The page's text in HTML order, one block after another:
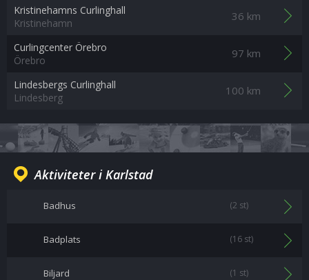
Kristinehamns Curlinghall
Kristinehamn
36 km
Curlingcenter Örebro
Örebro
97 km
Lindesbergs Curlinghall
Lindesberg
100 km
Aktiviteter i Karlstad
Badhus (2 st)
Badplats (16 st)
Biljard (1 st)